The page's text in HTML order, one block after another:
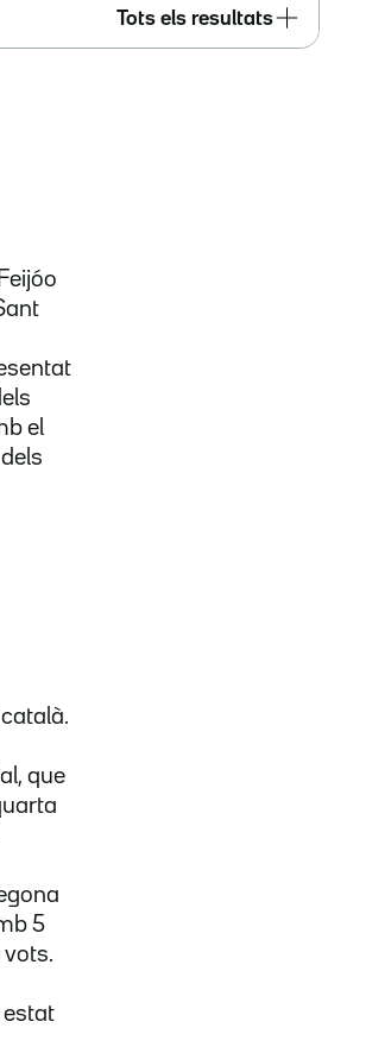
Tots els resultats
el
que
5
vots.
estat